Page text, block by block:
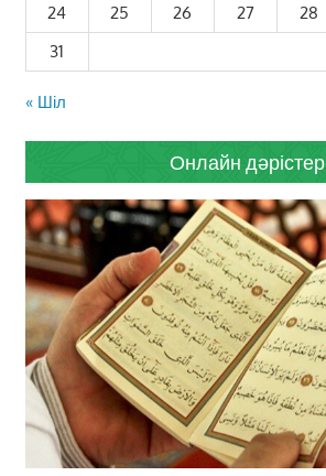
24
25 26 27 28
31
« Шіл
Онлайн дәрістер